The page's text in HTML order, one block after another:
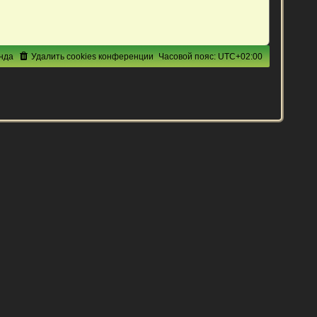
Часовой пояс:UTC+02:00
Удалить cookies конференции